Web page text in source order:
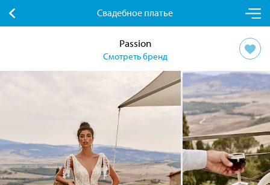
Свадебное платье
Passion
Смотреть бренд